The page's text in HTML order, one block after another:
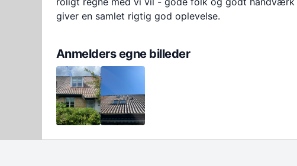
giver en samlet rigtig god oplevelse.
Anmelders egne billeder